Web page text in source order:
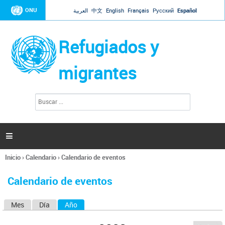
Jump to navigation
ONU العربية 中文 English Français Русский Español
Refugiados y
migrantes
l
s

Se
usted
Inicio›Calendario›Calendario de eventos
Calendario de eventos
Mes Día Año